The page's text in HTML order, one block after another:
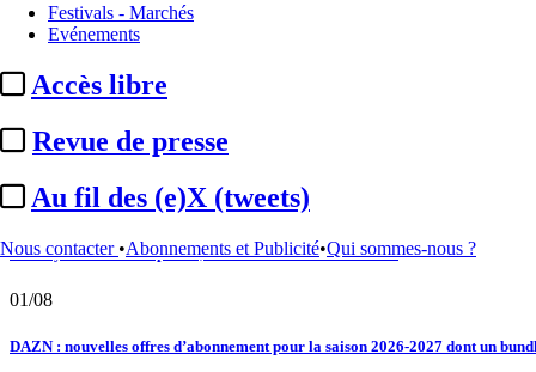
Festivals - Marchés
Evénements
Accès libre
Revue de presse
Au fil des (e)X (tweets)
Nous contacter •Abonnements et Publicité•Qui sommes-nous ?
02/08
Satellifacts : pause d'été
02/08
"L'Odyssée" : à Montpellier, le seul cinéma de France à ...
01/08
DAZN : nouvelles offres d’abonnement pour la saison 2026-2027 dont un